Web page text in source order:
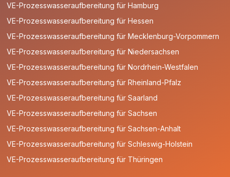
VE-Prozesswasseraufbereitung für Hamburg
VE-Prozesswasseraufbereitung für Hessen
VE-Prozesswasseraufbereitung für Mecklenburg-Vorpommern
VE-Prozesswasseraufbereitung für Niedersachsen
VE-Prozesswasseraufbereitung für Nordrhein-Westfalen
VE-Prozesswasseraufbereitung für Rheinland-Pfalz
VE-Prozesswasseraufbereitung für Saarland
VE-Prozesswasseraufbereitung für Sachsen
VE-Prozesswasseraufbereitung für Sachsen-Anhalt
VE-Prozesswasseraufbereitung für Schleswig-Holstein
VE-Prozesswasseraufbereitung für Thüringen